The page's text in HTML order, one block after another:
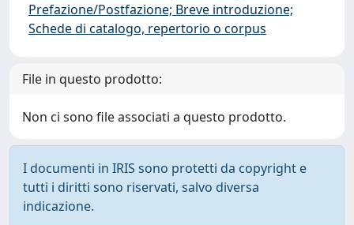
Prefazione/Postfazione; Breve introduzione;
Schede di catalogo, repertorio o corpus
File in questo prodotto:
Non ci sono file associati a questo prodotto.
I documenti in IRIS sono protetti da copyright e
tutti i diritti sono riservati, salvo diversa
indicazione.